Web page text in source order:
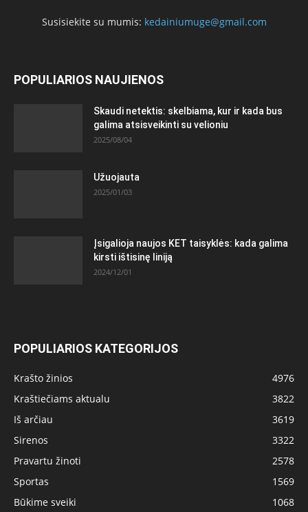
Susisiekite su mumis: kedainiumuge@gmail.com
POPULIARIOS NAUJIENOS
Skaudi netektis: skelbiama, kur ir kada bus
galima atsisveikinti su velioniu
2025/08/04
Užuojauta
2025/01/03
Įsigalioja naujos KET taisyklės: kada galima
kirsti ištisinę liniją
2024/12/01
POPULIARIOS KATEGORIJOS
Krašto žinios
4976
Kraštiečiams aktualu
3822
Iš arčiau
3619
Sirenos
3322
Pravartu žinoti
2578
Sportas
1569
Būkime sveiki
1068